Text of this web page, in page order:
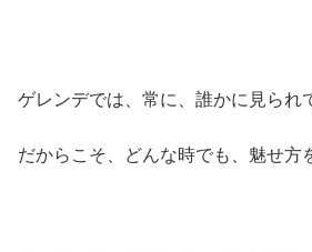
ゲレンデでは、常に、誰かに見られ
だからこそ、どんな時でも、魅せ方